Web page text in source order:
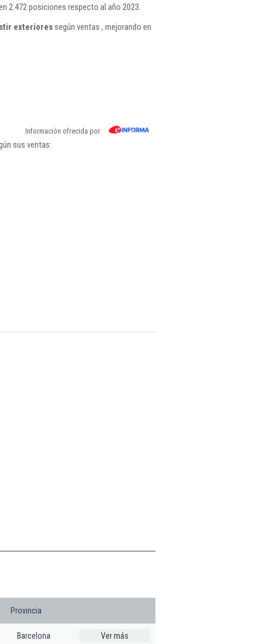
2.472 posiciones respecto al año 2023.
exterioressegún ventas , mejorando en
Información ofrecida por
sus ventas:
Provincia
Barcelona Ver más